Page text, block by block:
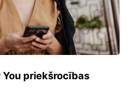
priekšrocības